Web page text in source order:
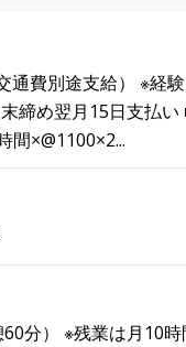
通費別途支給） ※経
締め翌月15日支払
間×@1100×2...
分） ※残業は月10時